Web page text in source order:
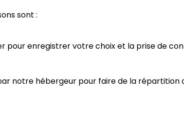
sont :
pour enregistrer votre choix et la prise de
notre hébergeur pour faire de la répartition